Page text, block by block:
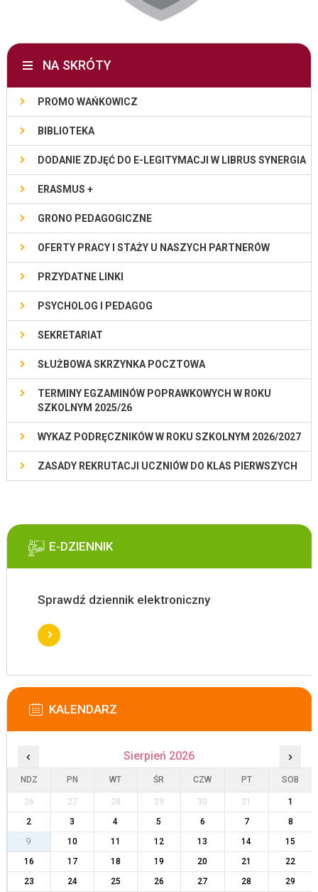
NA SKRÓTY
PROMO WAŃKOWICZ
BIBLIOTEKA
DODANIE ZDJĘĆ DO E-LEGITYMACJI W LIBRUS SYNERGIA
ERASMUS +
GRONO PEDAGOGICZNE
OFERTY PRACY I STAŻY U NASZYCH PARTNERÓW
PRZYDATNE LINKI
PSYCHOLOG I PEDAGOG
SEKRETARIAT
SŁUŻBOWA SKRZYNKA POCZTOWA
TERMINY EGZAMINÓW POPRAWKOWYCH W ROKU
SZKOLNYM 2025/26
WYKAZ PODRĘCZNIKÓW W ROKU SZKOLNYM 2026/2027
ZASADY REKRUTACJI UCZNIÓW DO KLAS PIERWSZYCH
E-DZIENNIK
Sprawdź dziennik elektroniczny
KALENDARZ
‹ Sierpień 2026 ›
NDZ PN WT ŚR CZW PT SOB
26 27 28 29 30 31
1
2
3 4 5 6 7
8
9
10 11 12 13 14
15
16
17 18 19 20 21
22
23
24 25 26 27 28
29